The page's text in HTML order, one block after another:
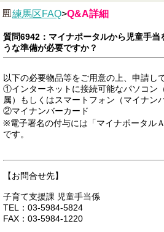
練馬区FAQ>Q&A詳細
質問6942：マイナポータルから児童手当
うな準備が必要ですか？
以下の必要物品等をご用意の上、申請し
①インターネットに接続可能なパソコン
属）もしくはスマートフォン（マイナン
②マイナンバーカード
※電子署名の付与には「マイナポータル
です。
【お問合せ先】
子育て支援課 児童手当係
TEL：03-5984-5824
FAX：03-5984-1220